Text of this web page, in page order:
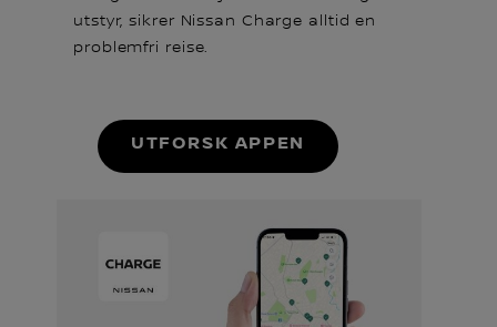
utstyr, sikrer Nissan Charge alltid en
problemfri reise.
UTFORSK APPEN